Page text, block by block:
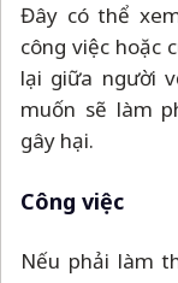
Đây có thể
công việc hoặc
lại giữa người
muốn sẽ làm
gây hại.
Công việc
Nếu phải làm